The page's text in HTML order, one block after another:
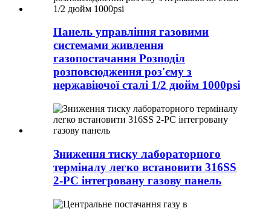
Панель управління газовими
системами живлення
газопостачання Розподіл
розповсюдження роз'єму з
нержавіючої сталі 1/2 дюйм 1000psi
Зниження тиску лабораторного
терміналу легко встановити 316SS
2-PC інтегровану газову панель